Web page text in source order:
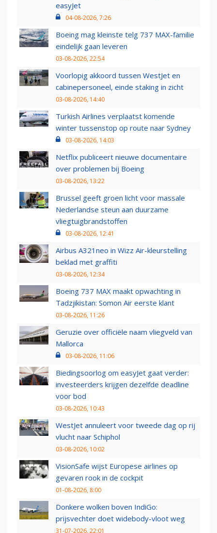
easyJet
04-08-2026, 7:26
Boeing mag kleinste telg 737 MAX-familie
eindelijk gaan leveren
03-08-2026, 22:54
Voorlopig akkoord tussen WestJet en
cabinepersoneel, einde staking in zicht
03-08-2026, 14:40
Turkish Airlines verplaatst komende
winter tussenstop op route naar Sydney
03-08-2026, 14:03
Netflix publiceert nieuwe documentaire
over problemen bij Boeing
03-08-2026, 13:22
Brussel geeft groen licht voor massale
Nederlandse steun aan duurzame
vliegtuigbrandstoffen
03-08-2026, 12:41
Airbus A321neo in Wizz Air-kleurstelling
beklad met graffiti
03-08-2026, 12:34
Boeing 737 MAX maakt opwachting in
Tadzjikistan: Somon Air eerste klant
03-08-2026, 11:26
Geruzie over officiële naam vliegveld van
Mallorca
03-08-2026, 11:06
Biedingsoorlog om easyJet gaat verder:
investeerders krijgen dezelfde deadline
voor bod
03-08-2026, 10:43
WestJet annuleert voor tweede dag op rij
vlucht naar Schiphol
03-08-2026, 10:02
VisionSafe wijst Europese airlines op
gevaren rook in de cockpit
01-08-2026, 8:00
Donkere wolken boven IndiGo:
prijsvechter doet widebody-vloot weg
31-07-2026, 22:01